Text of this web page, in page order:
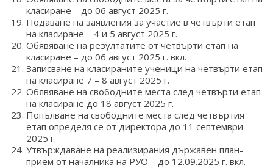
класиране – до 06 август 2025 г.
Подаване на заявления за участие в четвърти етап
на класиране – 4 и 5 август 2025 г.
Обявяване на резултатите от четвърти етап на
класиране – до 06 август 2025 г. вкл.
Записване на класираните ученици на четвърти етап
на класиране 7 – 8 август 2025 г.
Обявяване на свободните места след четвърти етап
на класиране до 18 август 2025 г.
Попълване на свободните места след четвъртия
етап определя се от директора до 11 септември
2025 г.
Утвърждаване на реализирания държавен план-
прием от началника на РУО – до 12.09.2025 г. вкл.